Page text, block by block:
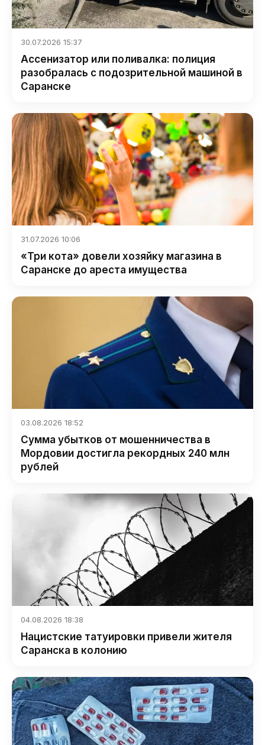
30.07.2026 15:37
Ассенизатор или поливалка: полиция
разобралась с подозрительной машиной в
Саранске
31.07.2026 10:06
«Три кота» довели хозяйку магазина в
Саранске до ареста имущества
03.08.2026 18:52
Сумма убытков от мошенничества в
Мордовии достигла рекордных 240 млн
рублей
04.08.2026 18:38
Нацистские татуировки привели жителя
Саранска в колонию